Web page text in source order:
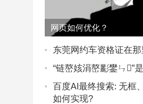
网页如何优化？
东莞网约车资格证在那
“链嶅姟涓嶅彲鐢ㄣ”
百度AI最终搜索: 无框
如何实现?